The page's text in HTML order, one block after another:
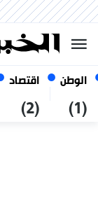
الوطن
(1)
اقتصاد
(2)
06 أغسطس 2026